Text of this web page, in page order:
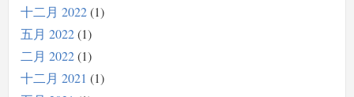
十二月 2022 1
五月 2022 1
二月 2022 1
十二月 2021
1